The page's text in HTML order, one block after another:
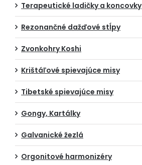
Terapeutické ladičky a koncovky
Rezonančné dažďové stĺpy
Zvonkohry Koshi
Krištáľové spievajúce misy
Tibetské spievajúce misy
Gongy, Kartálky
Galvanické žezlá
Orgonitové harmonizéry